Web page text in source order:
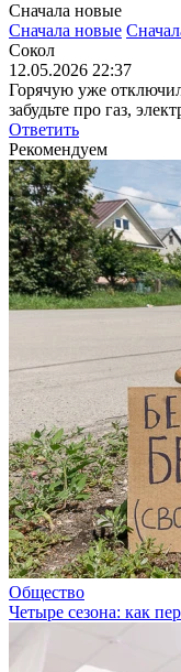
Сначала новые
Сначала новые
Сокол
12.05.2026 22:37
Горячую уже
забудьте про газ,
Ответить
Рекомендуем
Общество
Четыре сезона: как